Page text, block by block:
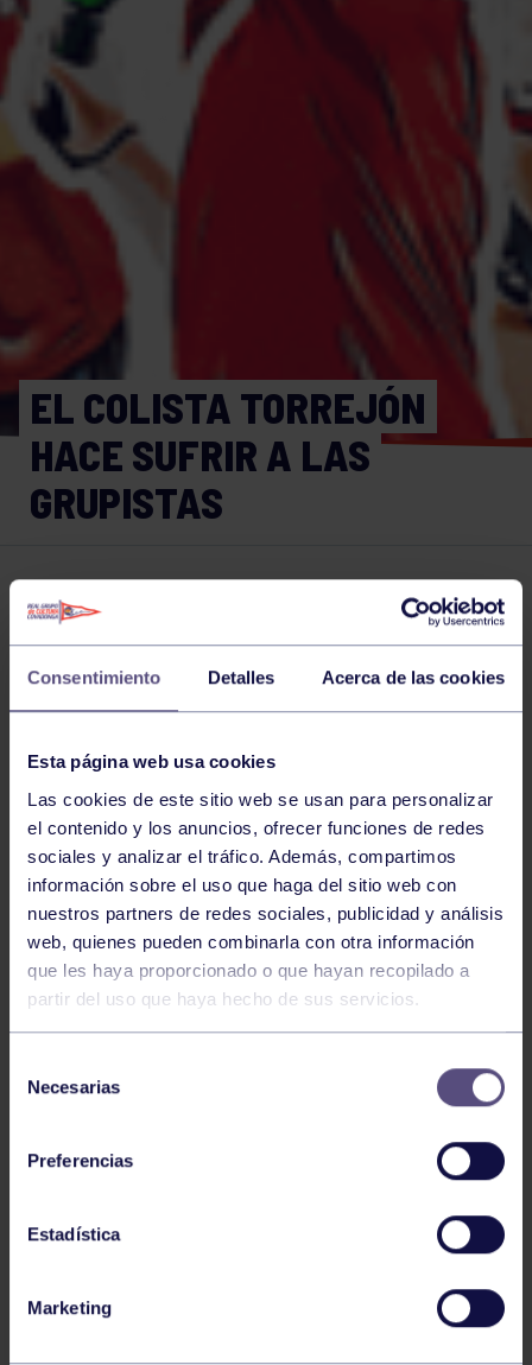
Consentimiento Detalles Acerca de las cookies
Esta página web usa cookies
Las cookies de este sitio web se usan para personalizar
el contenido y los anuncios, ofrecer funciones de redes
sociales y analizar el tráfico. Además, compartimos
información sobre el uso que haga del sitio web con
nuestros partners de redes sociales, publicidad y análisis
web, quienes pueden combinarla con otra información
que les haya proporcionado o que hayan recopilado a
partir del uso que haya hecho de sus servicios.
Necesarias
Preferencias
Estadística
Marketing
EL COLISTA TORREJÓN
HACE SUFRIR A LAS
GRUPISTAS
Comparte
NOTICIAS RELACIONADAS
Voleibol 27 Abr 2026